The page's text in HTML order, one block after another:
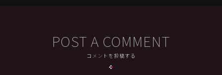
POST A COMMENT
コメントを投稿する